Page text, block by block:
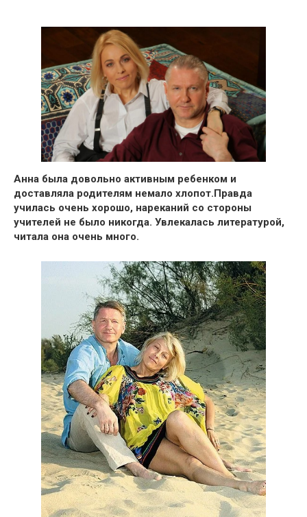
Анна была довольно активным ребенком и
доставляла родителям немало хлопот.Правда
училась очень хорошо, нареканий со стороны
учителей не было никогда. Увлекалась литературой,
читала она очень много.